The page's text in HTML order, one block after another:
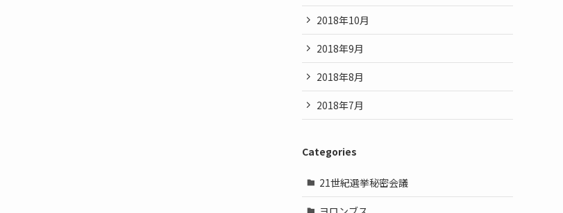
2018年10月
2018年9月
2018年8月
2018年7月
Categories
21世紀選挙秘密会議